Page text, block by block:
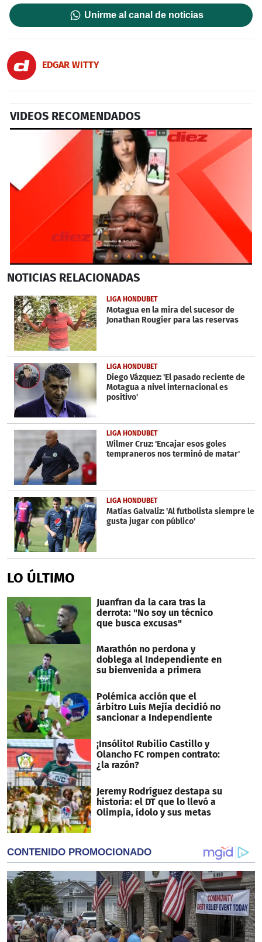
Unirme al canal de noticias
EDGAR WITTY
VIDEOS RECOMENDADOS
seconds
4
minutes,
16
seconds
NOTICIAS RELACIONADAS
LIGA HONDUBET
Motagua en la mira del sucesor de
Jonathan Rougier para las reservas
LIGA HONDUBET
Diego Vázquez: 'El pasado reciente de
Motagua a nivel internacional es
positivo'
LIGA HONDUBET
Wilmer Cruz: 'Encajar esos goles
tempraneros nos terminó de matar'
LIGA HONDUBET
Matías Galvaliz: 'Al futbolista siempre le
gusta jugar con público'
LO ÚLTIMO
Juanfran da la cara tras la
derrota: "No soy un técnico
que busca excusas"
Marathón no perdona y
doblega al Independiente en
su bienvenida a primera
Polémica acción que el
árbitro Luis Mejía decidió no
sancionar a Independiente
¡Insólito! Rubilio Castillo y
Olancho FC rompen contrato:
¿la razón?
Jeremy Rodríguez destapa su
historia: el DT que lo llevó a
Olimpia, ídolo y sus metas